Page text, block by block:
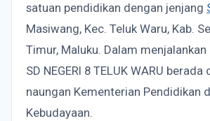
satuan pendidikan dengan jenjang
Masiwang, Kec. Teluk Waru, Kab.
Timur, Maluku. Dalam
SD NEGERI 8 TELUK WARU berada
naungan Kementerian Pendidikan
Kebudayaan.